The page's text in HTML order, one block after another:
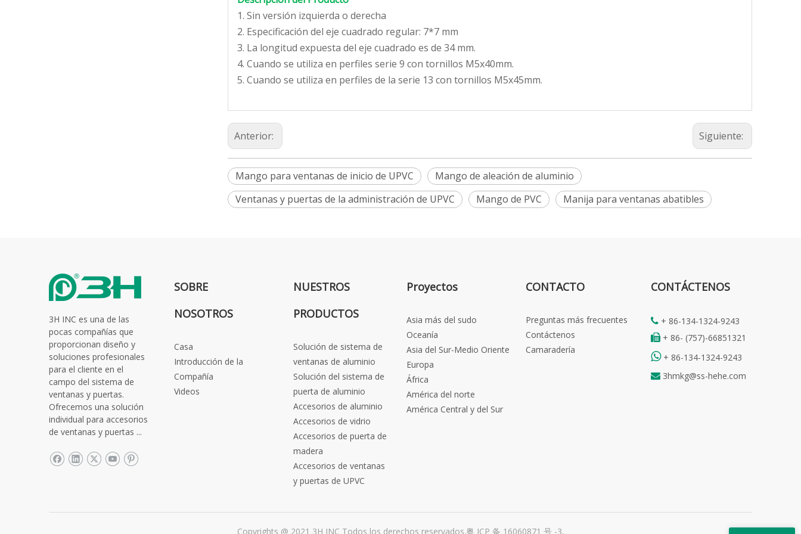
1. Sin versión izquierda o derecha
2. Especificación del eje cuadrado regular: 7*7 mm
3. La longitud expuesta del eje cuadrado es de 34 mm.
4. Cuando se utiliza en perfiles serie 9 con tornillos M5x40mm.
5. Cuando se utiliza en perfiles de la serie 13 con tornillos M5x45mm.
Anterior: Siguiente:
Mango para ventanas de inicio de UPVC
Mango de aleación de aluminio
Ventanas y puertas de la administración de UPVC
Mango de PVC Manija para ventanas abatibles
3H INC es una de las
pocas compañías que
proporcionan diseño y
soluciones profesionales
para el cliente en el
campo del sistema de
ventanas y puertas.
Ofrecemos una solución
individual para accesorios
de ventanas y puertas ...
SOBRE
NOSOTROS
Casa
Introducción de la
Compañía
Videos
NUESTROS
PRODUCTOS
Solución de sistema de
ventanas de aluminio
Solución del sistema de
puerta de aluminio
Accesorios de aluminio
Accesorios de vidrio
Accesorios de puerta de
madera
Accesorios de ventanas
y puertas de UPVC
Proyectos
Asia más del sudo
Oceanía
Asia del Sur-Medio Oriente
Europa
África
América del norte
América Central y del Sur
CONTACTO
Preguntas más frecuentes
Contáctenos
Camaradería
CONTÁCTENOS
 + 86-134-1324-9243
 + 86- (757)-66851321
 + 86-134-1324-9243
 3hmkg@ss-hehe.com
Copyrights @ 2021 3H INC Todos los derechos reservados.粤 ICP 备 16060871 号 -3,